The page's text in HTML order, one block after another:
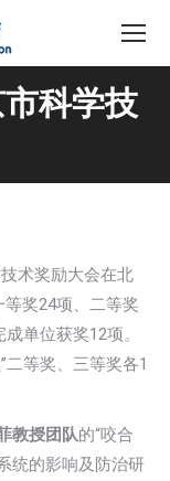
科学技
术奖励大会在北
奖24项、二等奖
单位获奖12项。
二等奖、三等奖各1
教授团队的“咬合
统的影响及防治研